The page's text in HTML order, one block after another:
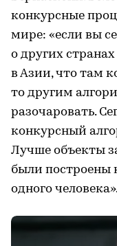
конкурсные
мире: «если вы
о других
в Азии, что там
то другим
разочаровать.
конкурсный
Лучше объекты
были построены
одного